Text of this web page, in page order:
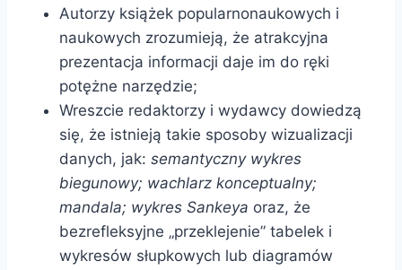
Autorzy książek popularnonaukowych i
naukowych zrozumieją, że atrakcyjna
prezentacja informacji daje im do ręki
potężne narzędzie;
Wreszcie redaktorzy i wydawcy dowiedzą
się, że istnieją takie sposoby wizualizacji
danych, jak: semantyczny wykres
biegunowy; wachlarz konceptualny;
mandala; wykres Sankeya oraz, że
bezrefleksyjne „przeklejenie” tabelek i
wykresów słupkowych lub diagramów